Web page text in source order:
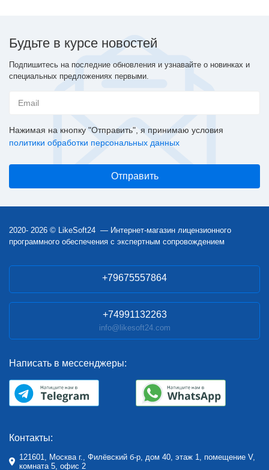
Будьте в курсе новостей
Подпишитесь на последние обновления и узнавайте о новинках и
специальных предложениях первыми.
Нажимая на кнопку "Отправить", я принимаю условия
политики обработки персональных данных
2020- 2026 © LikeSoft24 — Интернет-магазин лицензионного
программного обеспечения с экспертным сопровождением
+79675557864
+74991132263
info@likesoft24.com
Написать в мессенджеры:
Контакты:
121601, Москва г., Филёвский б-р, дом 40, этаж 1, помещение V,
комната 5, офис 2